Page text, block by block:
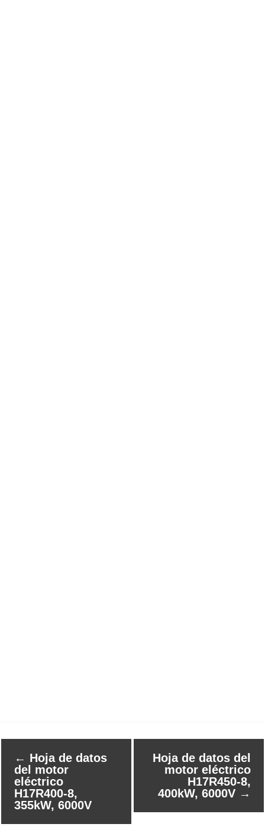
← Hoja de datos
del motor
eléctrico
H17R400-8,
355kW, 6000V
Hoja de datos del
motor eléctrico
H17R450-8,
400kW, 6000V →